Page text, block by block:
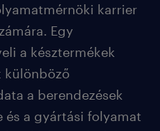
karrier
Egy
a késztermékek
különböző
a berendezések
és a gyártási folyamat